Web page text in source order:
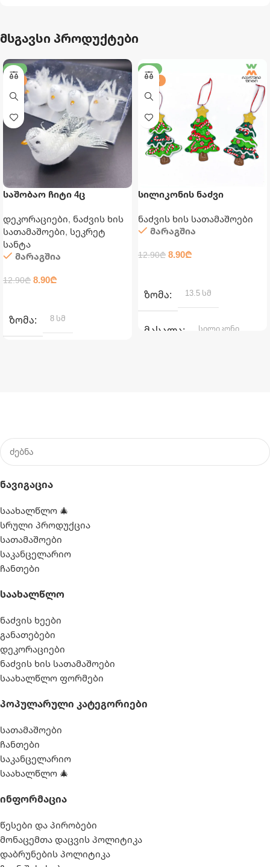
მსგავსი პროდუქტები
-31%
8 ᲡᲛ
საშობაო ჩიტი 4ც
დეკორაციები, ნაძვის ხის
სათამაშოები, სეკრეტ
სანტა
მარაგშია
12.90₾ 8.90₾
ᲖᲝᲛᲐ 8 სმ
-31%
13.5 ᲡᲛ
სილიკონის ნაძვი
ნაძვის ხის სათამაშოები
მარაგშია
12.90₾ 8.90₾
ᲖᲝᲛᲐ 13.5 სმ
ᲛᲐᲡᲐᲚᲐ სილიკონი
Ნავიგაცია
საახალწლო 🎄
სრული პროდუქცია
სათამაშოები
საკანცელარიო
ჩანთები
Საახალწლო
ნაძვის ხეები
განათებები
დეკორაციები
ნაძვის ხის სათამაშოები
საახალწლო ფორმები
Პოპულარული Კატეგორიები
სათამაშოები
ჩანთები
საკანცელარიო
საახალწლო 🎄
Ინფორმაცია
წესები და პირობები
მონაცემთა დაცვის პოლიტიკა
დაბრუნების პოლიტიკა